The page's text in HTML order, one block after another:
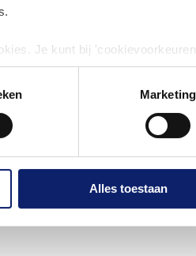
Je kunt bij 'cookievoorkeuren
worden alleen de functionele
instellingen. Bekijk
Marketing
Alles toestaan